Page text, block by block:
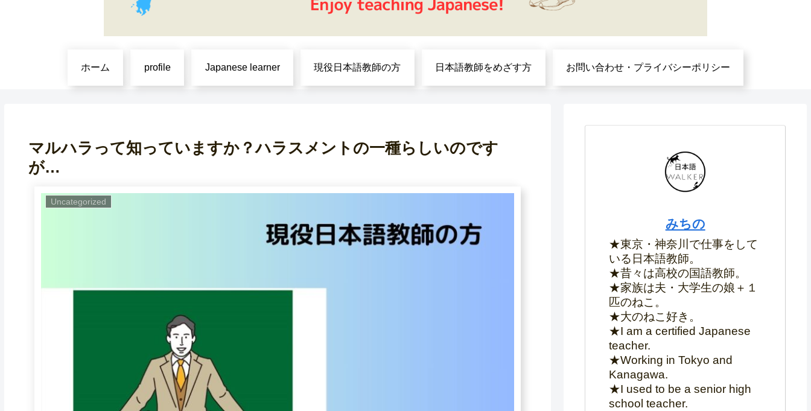
ホーム profile Japanese learner 現役日本語教師の方 日本語教師をめざす方 お問い合わせ・プライバシーポリシー
マルハラって知っていますか？ハラスメントの一種らしいのです
が…
Uncategorized
みちの
★東京・神奈川で仕事をして
いる日本語教師。
★昔々は高校の国語教師。
★家族は夫・大学生の娘＋１
匹のねこ。
★大のねこ好き。
★I am a certified Japanese
teacher.
★Working in Tokyo and
Kanagawa.
★I used to be a senior high
school teacher.